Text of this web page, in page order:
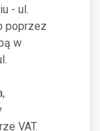
- ul.
poprzez
w
VAT.